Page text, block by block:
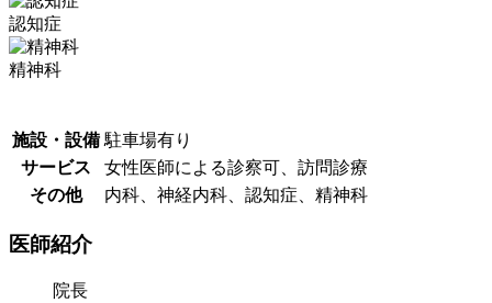
認知症
精神科
施設・設備 駐車場有り
サービス
女性医師による診察可、訪問診療
その他
内科、神経内科、認知症、精神科
医師紹介
院長